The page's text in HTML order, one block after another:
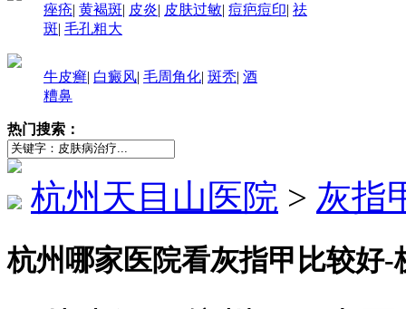
痤疮| 黄褐斑| 皮炎| 皮肤过敏| 痘疤痘印| 祛
斑| 毛孔粗大
牛皮癣| 白癜风| 毛周角化| 斑秃| 酒
糟鼻
热门搜索：
杭州天目山医院 > 灰指
杭州哪家医院看灰指甲比较好